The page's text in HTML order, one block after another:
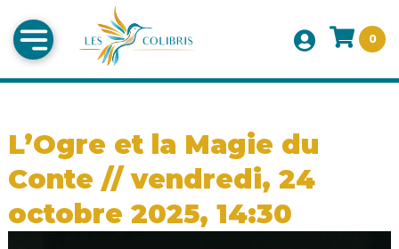
0
L’Ogre et la Magie du
Conte // vendredi, 24
octobre 2025, 14:30